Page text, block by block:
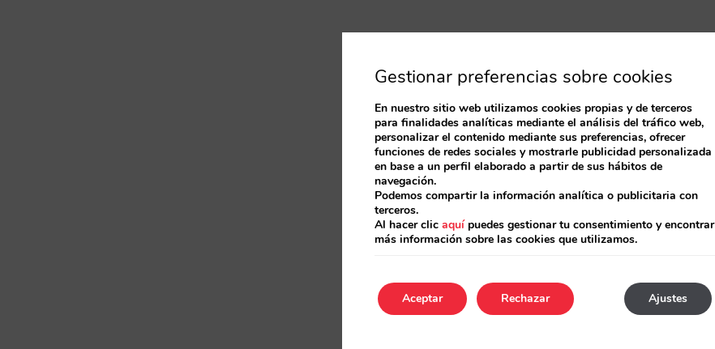
Gestionar preferencias sobre cookies
En nuestro sitio web utilizamos cookies propias y de terceros
para finalidades analíticas mediante el análisis del tráfico web,
personalizar el contenido mediante sus preferencias, ofrecer
funciones de redes sociales y mostrarle publicidad personalizada
en base a un perfil elaborado a partir de sus hábitos de
navegación.
Podemos compartir la información analítica o publicitaria con
terceros.
Al hacer clic aquípuedes gestionar tu consentimiento y encontrar
más información sobre las cookies que utilizamos.
Aceptar Ajustes
Rechazar